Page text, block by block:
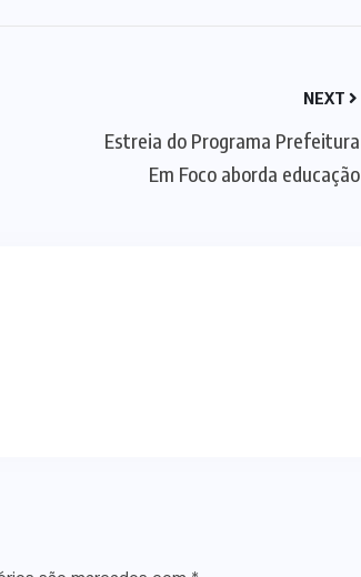
NEXT
Estreia do Programa Prefeitura
Em Foco aborda educação